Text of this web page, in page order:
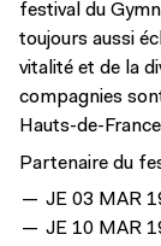
festival du
toujours aussi
vitalité et de la
compagnies
Hauts-de-
Partenaire du
JE 03 MAR
JE 10 MAR